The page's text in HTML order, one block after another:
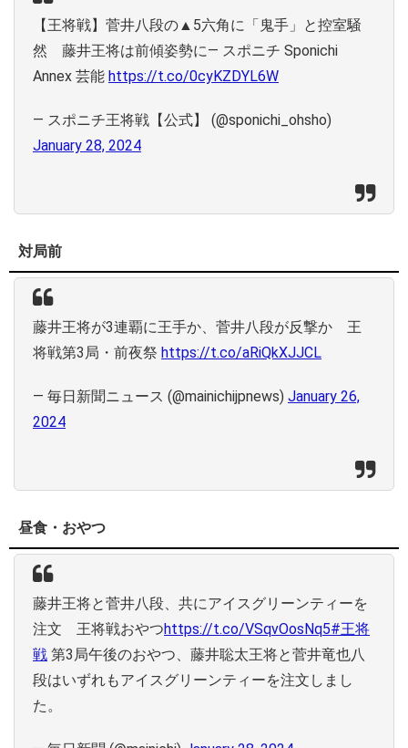
【王将戦】菅井八段の▲5六角に「鬼手」と控室騒
然 藤井王将は前傾姿勢に― スポニチ Sponichi
Annex 芸能 https://t.co/0cyKZDYL6W
— スポニチ王将戦【公式】 (@sponichi_ohsho)
January 28, 2024
対局前
藤井王将が3連覇に王手か、菅井八段が反撃か 王
将戦第3局・前夜祭 https://t.co/aRiQkXJJCL
— 毎日新聞ニュース (@mainichijpnews) January 26,
2024
昼食・おやつ
藤井王将と菅井八段、共にアイスグリーンティーを
注文 王将戦おやつhttps://t.co/VSqvOosNq5#王将
戦 第3局午後のおやつ、藤井聡太王将と菅井竜也八
段はいずれもアイスグリーンティーを注文しまし
た。